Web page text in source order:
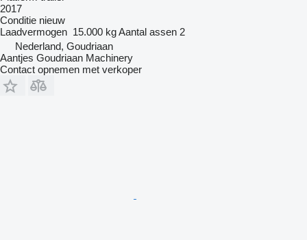
2017
Conditie nieuw
Laadvermogen 15.000 kgAantal assen 2
Nederland, Goudriaan
Aantjes Goudriaan Machinery
Contact opnemen met verkoper